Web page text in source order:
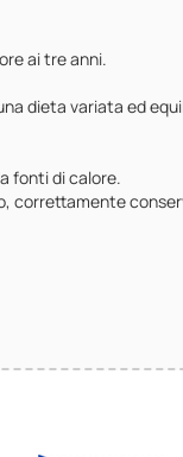
ai tre anni.
dieta variata ed
fonti di calore.
correttamente